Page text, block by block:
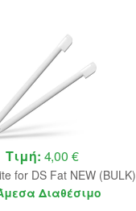
Τιμή: 4,00 €
for DS Fat NEW (BULK)
Διαθέσιμο